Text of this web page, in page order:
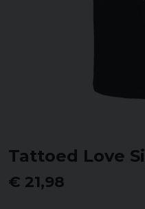
Tattoed Love
€ 21,98